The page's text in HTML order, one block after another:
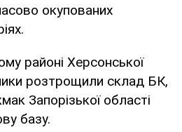
окупованих
районі Херсонської
розтрощили склад БК,
Запорізької області
базу.